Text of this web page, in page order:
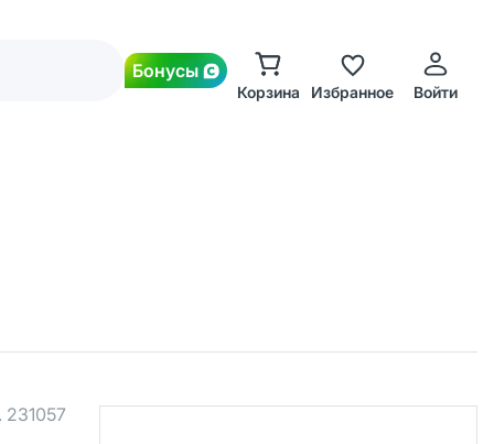
Бонусы
Корзина Избранное Войти
231057